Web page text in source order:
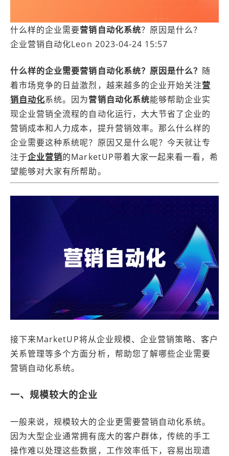
什么样的企业需要营销自动化系统？原因是什么？
企业营销自动化Leon 2023-04-24 15:57
什么样的企业需要营销自动化系统？原因是什么？ 随
着市场竞争的日益激烈，越来越多的企业开始关注营
销自动化系统。因为营销自动化系统能够帮助企业实
现企业营销全流程的自动化运行，大大节省了企业的
营销成本和人力成本，提升营销效率。那么什么样的
企业需要这种系统呢？原因又是什么呢？今天就让专
注于企业营销的MarketUP带着大家一起来看一看，希
望能够对大家有所帮助。
接下来MarketUP将从企业规模、企业营销策略、客户
关系管理等多个方面分析，帮助您了解哪些企业需要
营销自动化系统。
一、规模较大的企业
一般来说，规模较大的企业更需要营销自动化系统。
因为大型企业通常拥有庞大的客户群体，传统的手工
操作难以处理这些数据，工作效率低下，容易出现遗